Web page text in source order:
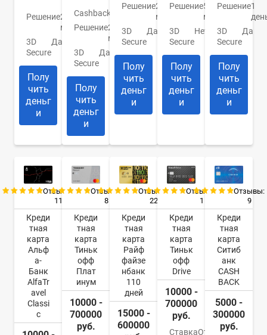
Решение2
мин.
3D
Secure
Да
Полу
чить
деньг
и
Cashback
Решение2
мин.
3D
Secure
Да
Полу
чить
деньг
и
Решение2
мин.
3D
Secure
Да
Полу
чить
деньг
и
Решение5
мин.
3D
Secure
Нет
Полу
чить
деньг
и
Решение1
3D
Secure
Да
Полу
чить
деньг
и
Отзывы:
11
Креди
тная
карта
Альф
а-
Банк
AlfaTr
avel
Classi
c
Отзывы:
8
Креди
тная
карта
Тиньк
офф
Плат
инум
10000 -
700000
руб.
Отзывы:
22
Креди
тная
карта
Райф
файзе
нбанк
110
дней
15000 -
600000
Отзывы:
1
Креди
тная
карта
Тиньк
офф
Drive
10000 -
700000
руб.
СтавкаОт
Отзывы:
9
Креди
тная
карта
Ситиб
анк
CASH
BACK
5000 -
300000
руб.